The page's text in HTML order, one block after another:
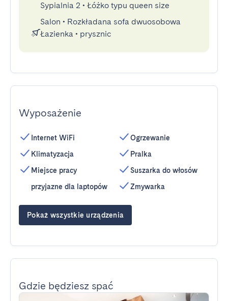
Sypialnia 2 • Łóżko typu queen size
Salon • Rozkładana sofa dwuosobowa
Łazienka • prysznic
Wyposażenie
Internet WiFi
Klimatyzacja
Miejsce pracy
przyjazne dla laptopów
Ogrzewanie
Pralka
Suszarka do włosów
Zmywarka
Pokaż wszystkie urządzenia
Gdzie będziesz spać